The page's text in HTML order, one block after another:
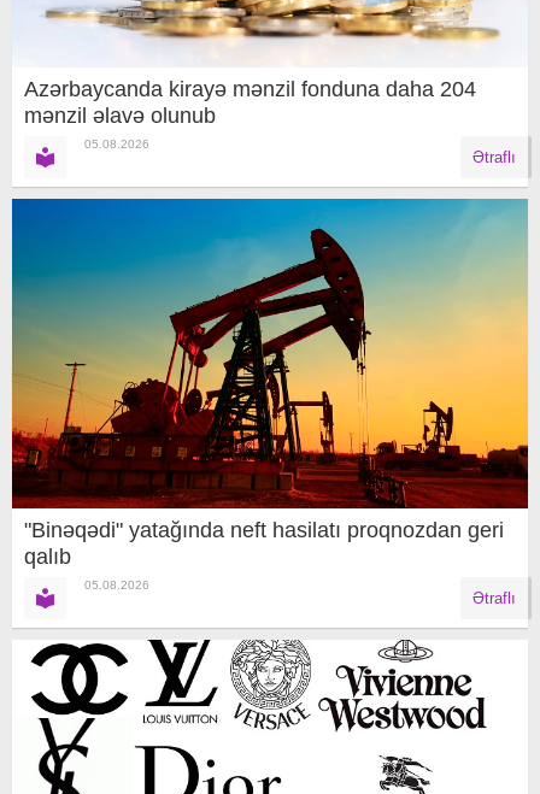
Azərbaycanda kirayə mənzil fonduna daha 204
mənzil əlavə olunub
05.08.2026
Ətraflı
"Binəqədi" yatağında neft hasilatı proqnozdan geri
qalıb
05.08.2026
Ətraflı